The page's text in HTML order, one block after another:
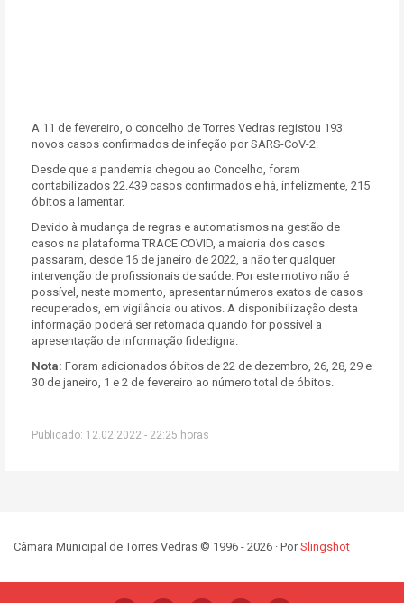
A 11 de fevereiro, o concelho de Torres Vedras registou 193
novos casos confirmados de infeção por SARS-CoV-2.
Desde que a pandemia chegou ao Concelho, foram
contabilizados 22.439 casos confirmados e há, infelizmente, 215
óbitos a lamentar.
Devido à mudança de regras e automatismos na gestão de
casos na plataforma TRACE COVID, a maioria dos casos
passaram, desde 16 de janeiro de 2022, a não ter qualquer
intervenção de profissionais de saúde. Por este motivo não é
possível, neste momento, apresentar números exatos de casos
recuperados, em vigilância ou ativos. A disponibilização desta
informação poderá ser retomada quando for possível a
apresentação de informação fidedigna.
Nota: Foram adicionados óbitos de 22 de dezembro, 26, 28, 29 e
30 de janeiro, 1 e 2 de fevereiro ao número total de óbitos.
Publicado: 12.02.2022 - 22:25 horas
Câmara Municipal de Torres Vedras © 1996 - 2026 · PorSlingshot